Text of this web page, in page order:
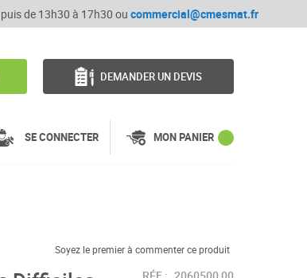
de 13h30 à 17h30 ou commercial@cmesmat.fr
DEMANDER UN DEVIS
SE CONNECTER MON PANIER
Soyez le premier à commenter ce produit